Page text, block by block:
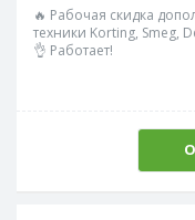
🔥 Рабочая скидка
техники Korting, Smeg,
👌 Работает!